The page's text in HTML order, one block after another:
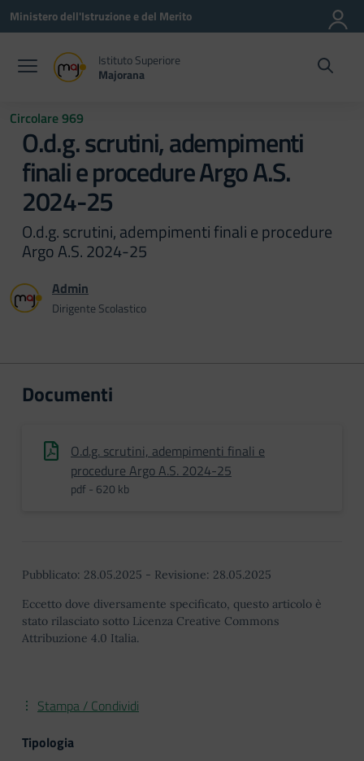
Vai ai contenuti
Vai al menu di navigazione
Vai al footer
Ministero dell'Istruzione e del Merito
Istituto Superiore
Majorana
Circolare 969
O.d.g. scrutini, adempimenti
finali e procedure Argo A.S.
2024-25
O.d.g. scrutini, adempimenti finali e procedure
Argo A.S. 2024-25
Admin
Dirigente Scolastico
Documenti
O.d.g. scrutini, adempimenti finali e
procedure Argo A.S. 2024-25
pdf - 620 kb
Pubblicato: 28.05.2025 - Revisione: 28.05.2025
Eccetto dove diversamente specificato, questo articolo è
stato rilasciato sotto Licenza Creative Commons
Attribuzione 4.0 Italia.
Stampa / Condividi
Tipologia